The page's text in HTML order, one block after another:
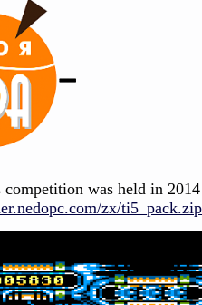
was held in
zx/ti5_pack.zip